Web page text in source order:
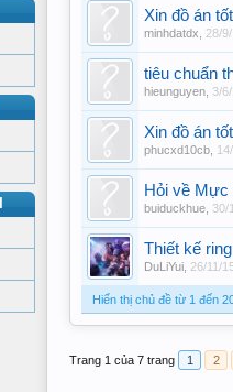
Xin đồ án
minhdatdx 28/
tiêu chuẩn
hieunguyen 3/
Xin đồ án
phucxd10cb
Hỏi về Mực
buiduckhue 30/
Thiết kế
DuLiYui 26/11/
Hiển thị chủ đề từ 1 đến
Trang 1 của 7 trang 1 2